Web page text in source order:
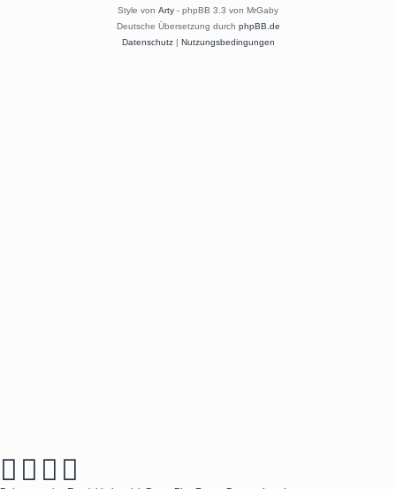
Style von Arty - phpBB 3.3 von MrGaby
Deutsche Übersetzung durch phpBB.de
Datenschutz| Nutzungsbedingungen